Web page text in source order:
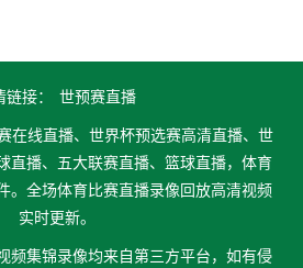
链接： 世预赛直播
在线直播、世界杯预选赛高清直播、世
直播、五大联赛直播、篮球直播，体育
。全场体育比赛直播录像回放高清视频
实时更新。
频集锦录像均来自第三方平台，如有侵